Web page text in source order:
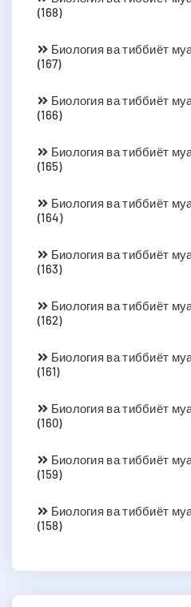
(168)
Биология ва тиббиёт
(167)
Биология ва тиббиёт
(166)
Биология ва тиббиёт
(165)
Биология ва тиббиёт
(164)
Биология ва тиббиёт
(163)
Биология ва тиббиёт
(162)
Биология ва тиббиёт
(161)
Биология ва тиббиёт
(160)
Биология ва тиббиёт
(159)
Биология ва тиббиёт
(158)